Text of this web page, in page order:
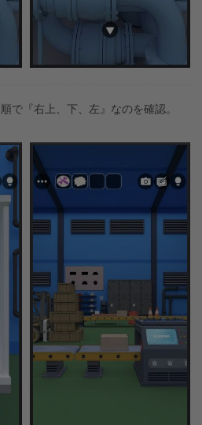
で『右上、下、左』なのを確認。